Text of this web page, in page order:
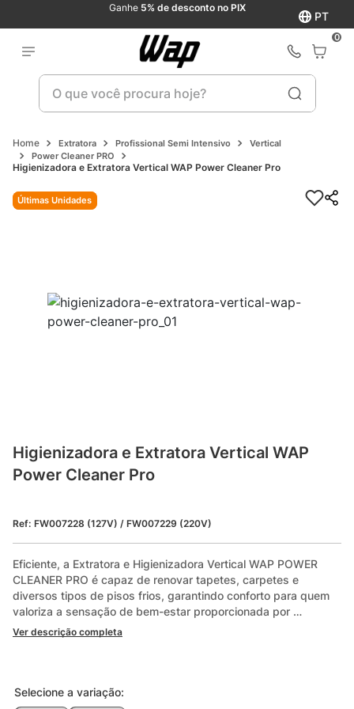
PT
Ganhe 5% de desconto no PIX
0
O que você procura hoje?
Extratora Profissional Semi Intensivo
Vertical
Power Cleaner PRO
Higienizadora e Extratora Vertical WAP Power Cleaner Pro
Últimas Unidades
Últimas Unidades
Higienizadora e Extratora Vertical WAP
Power Cleaner Pro
Ref: FW007228 (127V) / FW007229 (220V)
Eficiente, a Extratora e Higienizadora Vertical WAP POWER
CLEANER PRO é capaz de renovar tapetes, carpetes e
diversos tipos de pisos frios, garantindo conforto para quem
valoriza a sensação de bem-estar proporcionada por
ambientes limpos. Além disso, ela borrifa, esfrega e extrai até
Com potente motor de 2000W e alto poder de sucção, a
Extratora Vertical WAP POWER CLEANER PRO é a melhor
Ver descrição completa
Selecione a variação: